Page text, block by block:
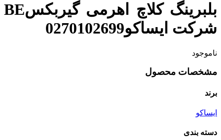
بلبرینگ کلاچ اهرمی گیربکسBE
شرکت ایساکو0270102699
ناموجود
مشخصات محصول
برند
ایساکو
دسته بندی